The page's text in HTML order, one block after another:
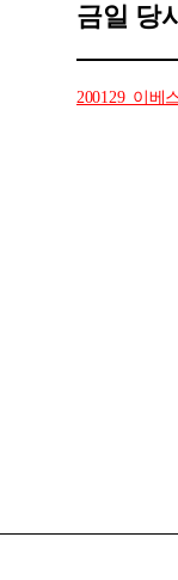
금일 당
200129_이베